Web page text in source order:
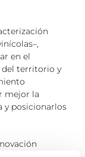
en el
del territorio y
mejor la
y posicionarlos